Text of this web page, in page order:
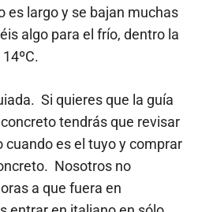
es largo y se bajan muchas
algo para el frío, dentro la
Si quieres que la guía
tendrás que revisar
es el tuyo y comprar
Nosotros no
a que fuera en